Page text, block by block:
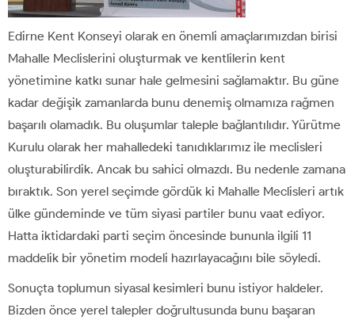
Edirne Kent Konseyi olarak en önemli amaçlarımızdan birisi
Mahalle Meclislerini oluşturmak ve kentlilerin kent
yönetimine katkı sunar hale gelmesini sağlamaktır. Bu güne
kadar değişik zamanlarda bunu denemiş olmamıza rağmen
başarılı olamadık. Bu oluşumlar taleple bağlantılıdır. Yürütme
Kurulu olarak her mahalledeki tanıdıklarımız ile meclisleri
oluşturabilirdik. Ancak bu sahici olmazdı. Bu nedenle zamana
bıraktık. Son yerel seçimde gördük ki Mahalle Meclisleri artık
ülke gündeminde ve tüm siyasi partiler bunu vaat ediyor.
Hatta iktidardaki parti seçim öncesinde bununla ilgili 11
maddelik bir yönetim modeli hazırlayacağını bile söyledi.
Sonuçta toplumun siyasal kesimleri bunu istiyor haldeler.
Bizden önce yerel talepler doğrultusunda bunu başaran